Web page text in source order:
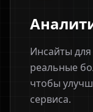
Инсайты
реальные
чтобы
сервиса.